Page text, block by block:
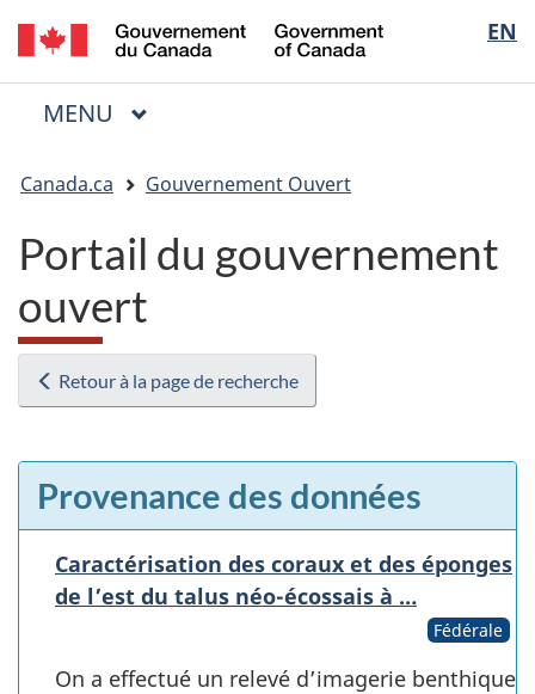
Passer
au
contenu
Passer
à
« Au
Passer
à
la
EN
of
Menu
MENU PRINCIPAL
êtes
ici
Canada.ca Gouvernement Ouvert
Portail du gouvernement
ouvert
Retour à la page de recherche
Provenance des données
Caractérisation des coraux et des éponges
de l’est du talus néo-écossais à …
Fédérale
On a effectué un relevé d’imagerie benthique